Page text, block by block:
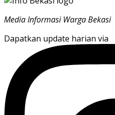
Media Informasi Warga Bekasi
Dapatkan update harian via